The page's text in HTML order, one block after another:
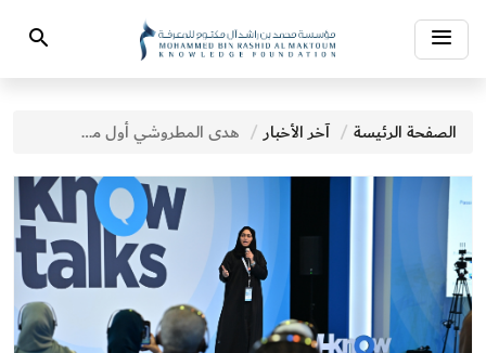
Toggle
navigation
Search
الصفحة الرئيسة آخر الأخبار هدى المطروشي أول ميكانيكة إماراتية تشارك الجمهور قصة شغفها بالسيارات في قمة المعرفة 2025